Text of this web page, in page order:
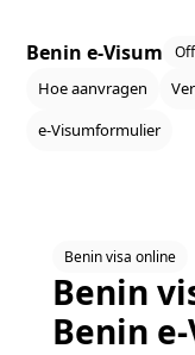
Benin e‑Visum
Hoe aanvragen
e‑Visumformulier
Benin visa online
Benin
Benin